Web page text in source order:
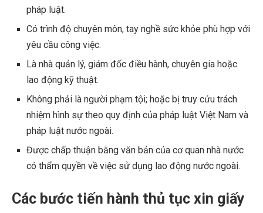
pháp luật.
Có trình độ chuyên môn, tay nghề sức khỏe phù hợp với
yêu cầu công việc.
Là nhà quản lý, giám đốc điều hành, chuyên gia hoặc
lao động kỹ thuật.
Không phải là người phạm tội; hoặc bị truy cứu trách
nhiệm hình sự theo quy định của pháp luật Việt Nam và
pháp luật nước ngoài.
Được chấp thuận bằng văn bản của cơ quan nhà nước
có thẩm quyền về việc sử dụng lao động nước ngoài.
Các bước tiến hành thủ tục xin giấy